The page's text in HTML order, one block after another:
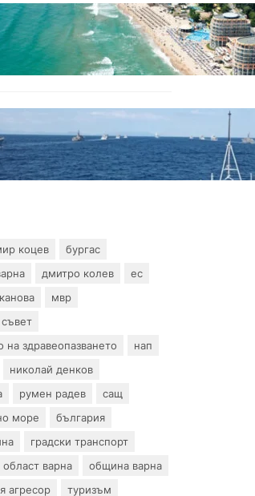
ИКОНОМИКА
Интерактивна карта
показва всички водни бази
по Черноморието
Нов минен ловец за
българския флот пристига
до края на годината
коцев
бургас
дмитро колев
ес
мвр
на здравеопазването
нап
николай денков
румен радев
сащ
море
българия
градски транспорт
област варна
община варна
агресор
туризъм